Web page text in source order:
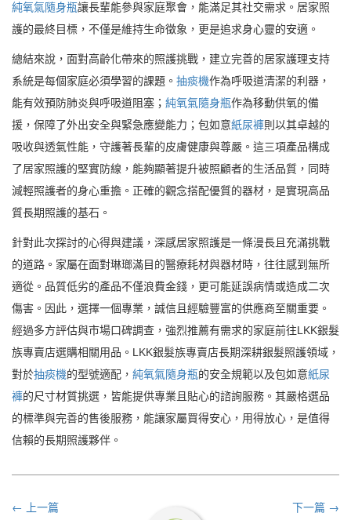
純氧氣隨身瓶讓長輩能參與家庭聚會，能滿足其社交需求。居家照
護的最終目標，不僅是維持生命徵象，更是追求身心靈的安適。
總結來說，面對高齡化帶來的照護挑戰，建立完善的居家護理支持
系統是每個家庭必須學習的課題。 抽痰機作為呼吸道清潔的利器，
能有效預防肺炎與呼吸道阻塞； 純氧氣隨身瓶作為移動供氧的備
援，保障了外出安全與緊急應變能力；包如意紙尿褲則以其卓越的
吸收與透氣性能，守護著長輩的皮膚健康與尊嚴。這三項產品構成
了居家照護的堅實防線，能夠顯著提升被照顧者的生活品質，同時
減輕照護者的身心重擔。正確的觀念搭配優質的器材，是實現高品
質長期照護的基石。
針對此次探討的心得與建議，深感居家照護是一條漫長且充滿挑戰
的道路。家屬在面對琳瑯滿目的醫療耗材與器材時，往往感到無所
適從。品質低劣的產品不僅浪費金錢，更可能延誤病情或造成二次
傷害。因此，選擇一個專業，誠信且經驗豐富的供應商至關重要。
經過多方評估與市場口碑調查，強烈推薦有需求的家庭前往LKK銀髮
族專賣店選購相關用品。LKK銀髮族專賣店長期深耕銀髮照護領域，
對於抽痰機的型號適配， 純氧氣隨身瓶的安全規範以及包如意紙尿
褲的尺寸材質挑選，皆能提供專業且貼心的諮詢服務。其嚴格選品
的標準與完善的售後服務，能讓家屬買得安心，用得放心，是值得
信賴的長期照護夥伴。
← 上一篇 下一篇 →